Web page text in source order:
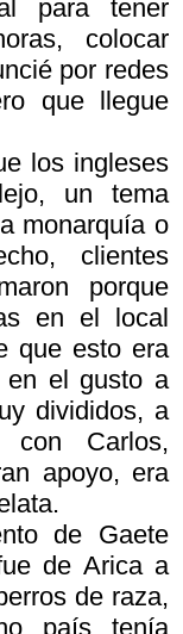
para tener
colocar
por redes
que llegue
los ingleses
un tema
monarquía o
clientes
porque
en el local
que esto era
en el gusto a
divididos, a
Carlos,
apoyo, era
de Gaete
de Arica a
de raza,
país tenía